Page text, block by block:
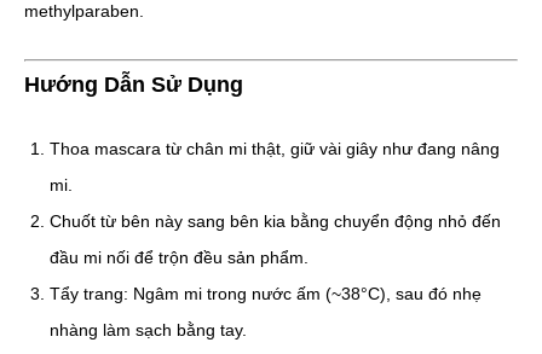
methylparaben.
Hướng Dẫn Sử Dụng
Thoa mascara từ chân mi thật, giữ vài giây như đang nâng
mi.
Chuốt từ bên này sang bên kia bằng chuyển động nhỏ đến
đầu mi nối để trộn đều sản phẩm.
Tẩy trang: Ngâm mi trong nước ấm (~38°C), sau đó nhẹ
nhàng làm sạch bằng tay.